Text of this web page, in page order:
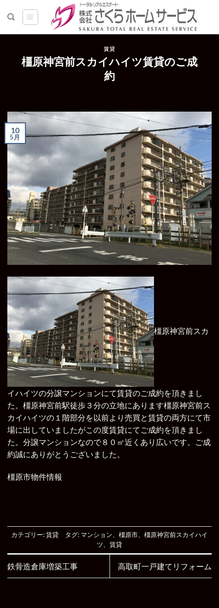
賃貸
橿原神宮前スカイハイツ賃貸のご成
約
10
5月
橿原神宮前スカ
イハイツの分譲マンションにて賃貸のご成約を頂きまし
た。 橿原神宮前駅徒歩３分の立地にあります橿原神宮前ス
カイハイツの１階部分を以前より売買と賃貸の両方にて市
場に出していましたがこの度賃貸にてご成約を頂きまし
た。分譲マンションなので８０㎡近くあり広いです。ご成
約誠にありがとうございました。
橿原市物件情報
カテゴリー:賃貸 タグ: マンション 橿原市
橿原神宮前スカイハイ
ツ
賃貸
鉄骨造倉庫増築工事 高取町一戸建てリフォーム